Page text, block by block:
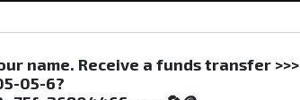
name. Receive a funds transfer >>>
05-6?